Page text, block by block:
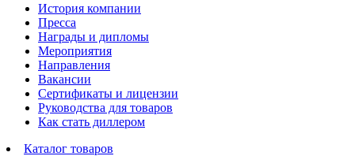
История компании
Пресса
Награды и дипломы
Мероприятия
Направления
Вакансии
Сертификаты и лицензии
Руководства для товаров
Как стать диллером
Каталог товаров